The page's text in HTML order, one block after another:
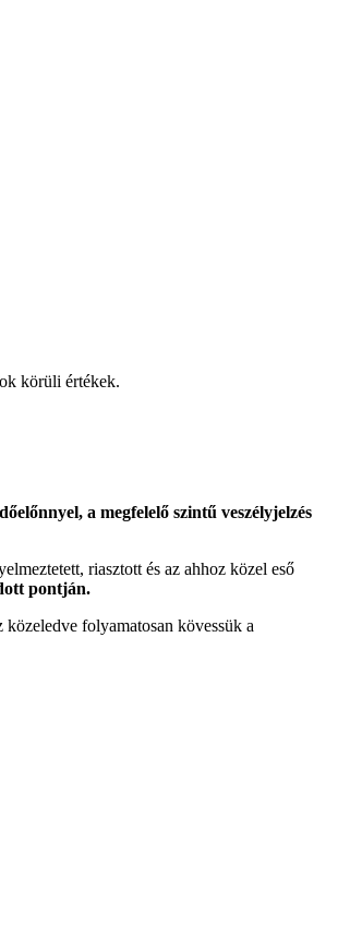
körüli értékek.
a megfelelő szintű veszélyjelzés
riasztott és az ahhoz közel eső
pontján.
folyamatosan kövessük a